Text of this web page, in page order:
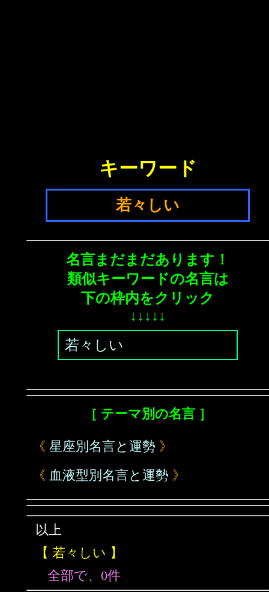
キーワード
若々しい
名言まだまだあります！
類似キーワードの名言は
下の枠内をクリック
↓↓↓↓↓
若々しい
［ テーマ別の名言 ］
《 星座別名言と運勢 》
《 血液型別名言と運勢 》
以上
【 若々しい 】
全部で、0件